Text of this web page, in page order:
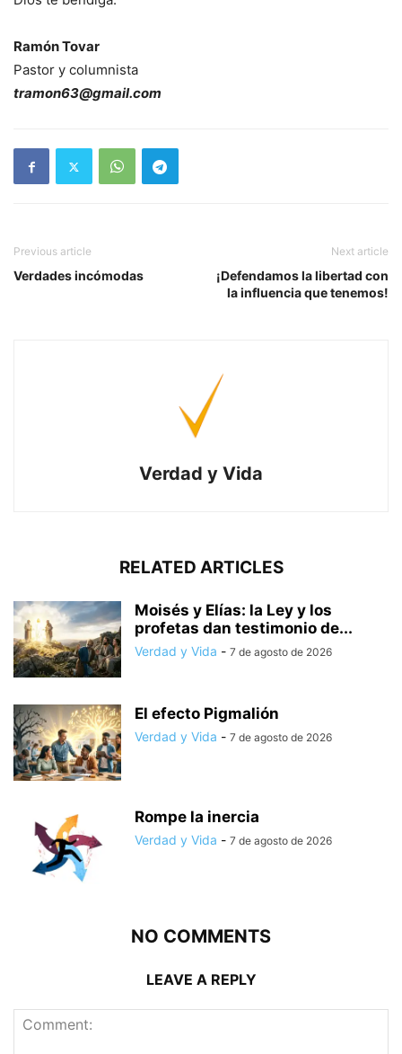
Ramón Tovar
Pastor y columnista
tramon63@gmail.com
Previous article
Verdades incómodas
Next article
¡Defendamos la libertad con
la influencia que tenemos!
Verdad y Vida
RELATED ARTICLES
Moisés y Elías: la Ley y los
profetas dan testimonio de...
Verdad y Vida - 7 de agosto de 2026
El efecto Pigmalión
Verdad y Vida - 7 de agosto de 2026
Rompe la inercia
Verdad y Vida - 7 de agosto de 2026
NO COMMENTS
LEAVE A REPLY